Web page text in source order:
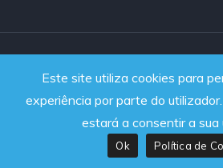
Powered by
Este site utiliza cookies para
experiência por parte do
estará a consentir a sua
Ok Política de